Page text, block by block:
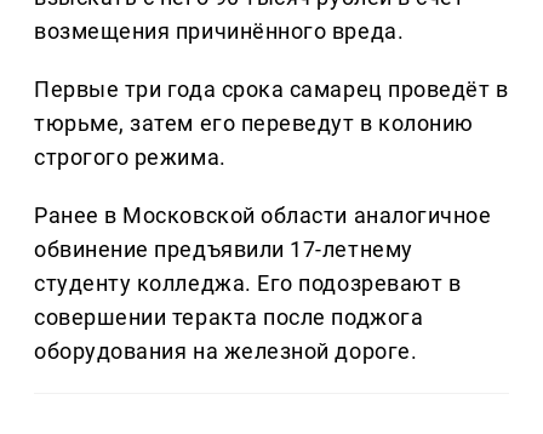
возмещения причинённого вреда.
Первые три года срока самарец проведёт в
тюрьме, затем его переведут в колонию
строгого режима.
Ранее в Московской области аналогичное
обвинение предъявили 17-летнему
студенту колледжа. Его подозревают в
совершении теракта после поджога
оборудования на железной дороге.